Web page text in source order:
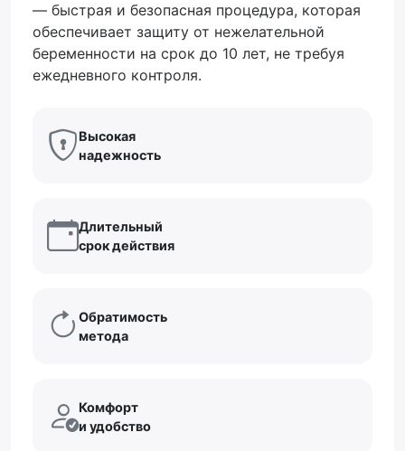
— быстрая и безопасная процедура, которая
обеспечивает защиту от нежелательной
беременности на срок до 10 лет, не требуя
ежедневного контроля.
Высокая
надежность
Длительный
срок действия
Обратимость
метода
Комфорт
и удобство